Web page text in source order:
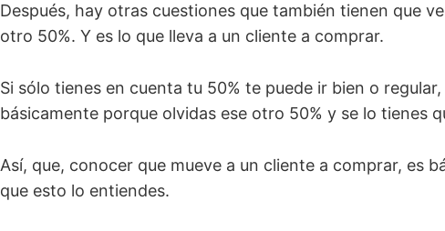
Después, hay otras cuestiones que también tienen que
otro 50%. Y es lo que lleva a un cliente a comprar.
Si sólo tienes en cuenta tu 50% te puede ir bien o
básicamente porque olvidas ese otro 50% y se lo tienes
Así, que, conocer que mueve a un cliente a comprar, es
que esto lo entiendes.